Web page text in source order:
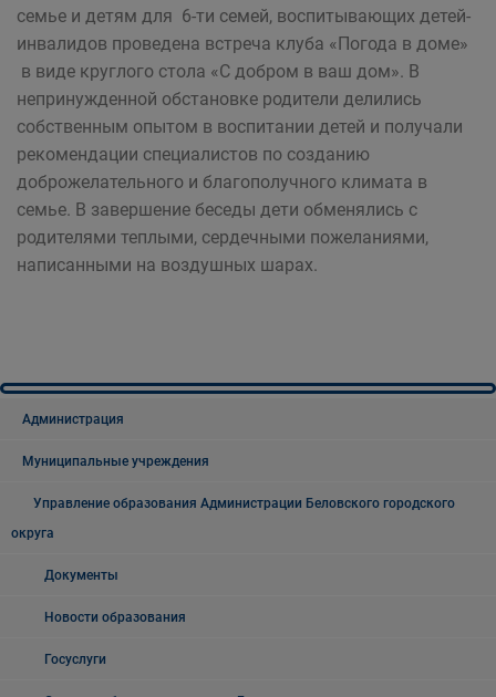
семье и детям для 6-ти семей, воспитывающих детей-
инвалидов проведена встреча клуба «Погода в доме»
в виде круглого стола «С добром в ваш дом». В
непринужденной обстановке родители делились
собственным опытом в воспитании детей и получали
рекомендации специалистов по созданию
доброжелательного и благополучного климата в
семье. В завершение беседы дети обменялись с
родителями теплыми, сердечными пожеланиями,
написанными на воздушных шарах.
Администрация
Муниципальные учреждения
Управление образования Администрации Беловского городского
округа
Документы
Новости образования
Госуслуги